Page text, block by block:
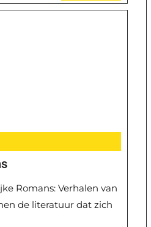
Romans: Verhalen van
de literatuur dat zich